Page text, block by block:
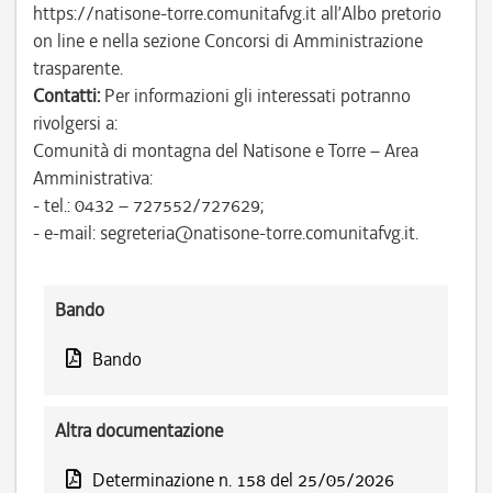
https://natisone-torre.comunitafvg.it all’Albo pretorio
on line e nella sezione Concorsi di Amministrazione
trasparente.
Contatti: Per informazioni gli interessati potranno
rivolgersi a:
Comunità di montagna del Natisone e Torre – Area
Amministrativa:
- tel.: 0432 – 727552/727629;
- e-mail: segreteria@natisone-torre.comunitafvg.it.
Bando
Bando
Altra documentazione
Determinazione n. 158 del 25/05/2026